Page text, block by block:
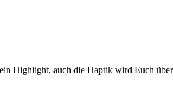
Highlight, auch die Haptik wird Euch